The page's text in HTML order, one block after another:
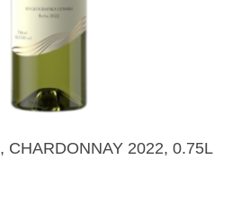
Во Кошничка
CHARDONNAY 2022, 0.75L